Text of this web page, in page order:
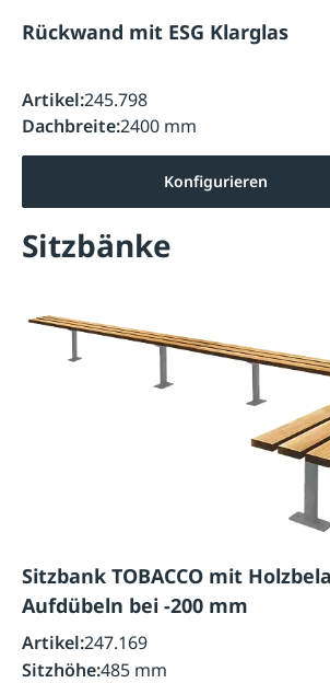
Rückwand mit ESG Klarglas
Artikel:245.798
Dachbreite:2400 mm
Konfigurieren
Sitzbänke
Sitzbank TOBACCO mit
Aufdübeln bei -200 mm
Artikel:247.169
Sitzhöhe:485 mm